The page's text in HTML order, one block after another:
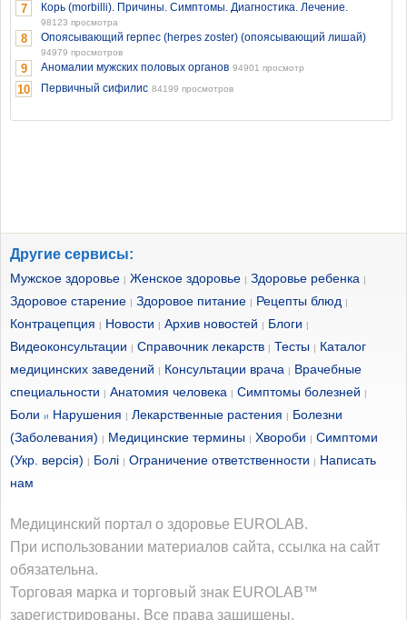
7 Корь (morbilli). Причины. Симптомы. Диагностика. Лечение.
98123 просмотра
8 Опоясывающий герпес (herpes zoster) (опоясывающий лишай)
94979 просмотров
9 Аномалии мужских половых органов 94901 просмотр
10 Первичный сифилис 84199 просмотров
Другие сервисы:
Мужское здоровье | Женское здоровье | Здоровье ребенка |
Здоровое старение | Здоровое питание | Рецепты блюд |
Контрацепция | Новости | Архив новостей | Блоги |
Видеоконсультации | Справочник лекарств | Тесты | Каталог
медицинских заведений | Консультации врача | Врачебные
специальности | Анатомия человека | Симптомы болезней |
Боли и Нарушения | Лекарственные растения | Болезни
(Заболевания) | Медицинские термины | Хвороби | Симптоми
(Укр. версія) | Болі | Ограничение ответственности | Написать
нам
Медицинский портал о здоровье EUROLAB.
При использовании материалов сайта, ссылка на сайт
обязательна.
Торговая марка и торговый знак EUROLAB™
зарегистрированы. Все права защищены.